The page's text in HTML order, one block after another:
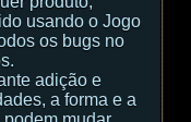
usando o Jogo
os bugs no
adição e
a forma e a